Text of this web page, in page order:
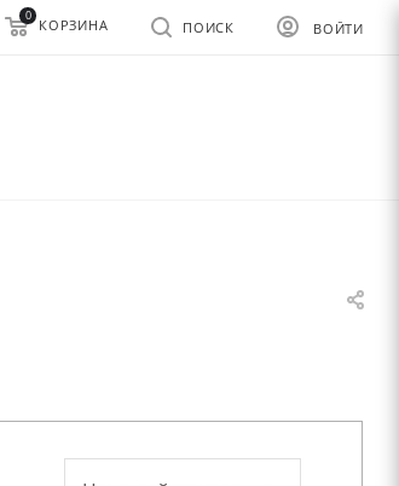
ВОЙТИ
ПОИСК
0
КОРЗИНА